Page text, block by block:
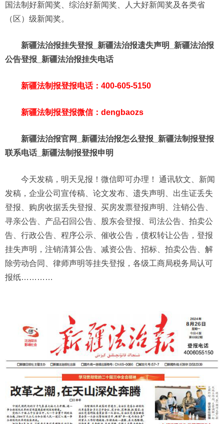
国法制好新闻奖、综治好新闻奖、人大好新闻奖及各类省
（区）级新闻奖。
新疆法治报挂失登报_新疆法治报遗失声明_新疆法治报
公告登报_新疆法治报挂失电话
新疆法制报登报电话：400-605-5150
新疆法制报登报微信：dengbaozs
新疆法治报官网_新疆法治报怎么登报_新疆法制报登报
联系电话_新疆法制报登报申明
今天发稿，明天见报！微信即可办理！ 通讯软文、新闻
发稿，企业公司宣传稿、论文发布、遗失声明、出生证丢失
登报、购房收据丢失登报、买房发票登报声明、注销公告、
寻亲公告、产品召回公告、股东会登报、司法公告、拍卖公
告、行政公告、程序公示、催收公告，债权转让公告，登报
挂失声明，注销清算公告、减资公告、招标、拍卖公告、解
除劳动合同、律师声明等挂失登报，各级工商局税务局认可
报纸…………